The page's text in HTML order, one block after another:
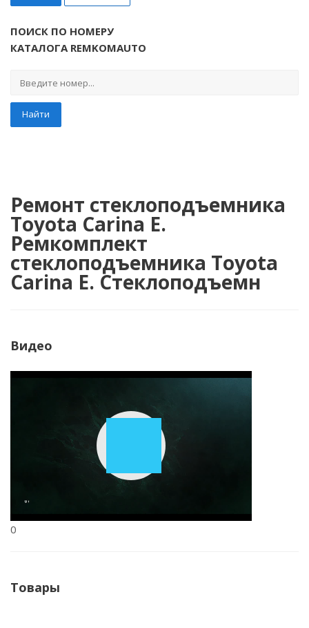
ПОИСК ПО НОМЕРУ
КАТАЛОГА REMKOMAUTO
Найти
Ремонт стеклоподъемника
Toyota Carina E.
Ремкомплект
стеклоподъемника Toyota
Carina E. Стеклоподъемн
Видео
Play
Video
0
Товары